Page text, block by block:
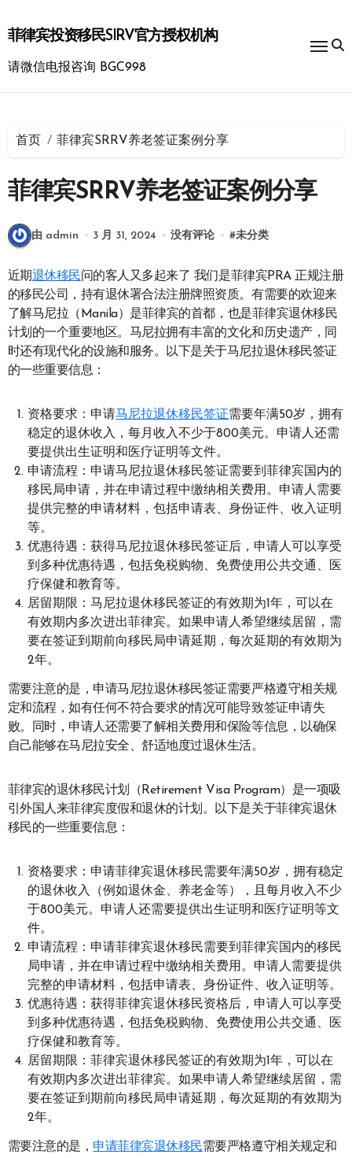
到
内
菲律宾投资移民SIRV官方授权机构
请微信电报咨询 BGC998
首页 菲律宾SRRV养老签证案例分享
菲律宾SRRV养老签证案例分享
由 admin 3 月 31, 2024 没有评论 #未分类
近期退休移民 问的客人又多起来了 我们是菲律宾PRA 正规注册
的移民公司，持有退休署合法注册牌照资质。有需要的欢迎来
了解马尼拉（Manila）是菲律宾的首都，也是菲律宾退休移民
计划的一个重要地区。马尼拉拥有丰富的文化和历史遗产，同
时还有现代化的设施和服务。以下是关于马尼拉退休移民签证
的一些重要信息：
资格要求：申请马尼拉退休移民签证需要年满50岁，拥有
稳定的退休收入，每月收入不少于800美元。申请人还需
要提供出生证明和医疗证明等文件。
申请流程：申请马尼拉退休移民签证需要到菲律宾国内的
移民局申请，并在申请过程中缴纳相关费用。申请人需要
提供完整的申请材料，包括申请表、身份证件、收入证明
等。
优惠待遇：获得马尼拉退休移民签证后，申请人可以享受
到多种优惠待遇，包括免税购物、免费使用公共交通、医
疗保健和教育等。
居留期限：马尼拉退休移民签证的有效期为1年，可以在
有效期内多次进出菲律宾。如果申请人希望继续居留，需
要在签证到期前向移民局申请延期，每次延期的有效期为
2年。
需要注意的是，申请马尼拉退休移民签证需要严格遵守相关规
定和流程，如有任何不符合要求的情况可能导致签证申请失
败。同时，申请人还需要了解相关费用和保险等信息，以确保
自己能够在马尼拉安全、舒适地度过退休生活。
菲律宾的退休移民计划（Retirement Visa Program）是一项吸
引外国人来菲律宾度假和退休的计划。以下是关于菲律宾退休
移民的一些重要信息：
资格要求：申请菲律宾退休移民需要年满50岁，拥有稳定
的退休收入（例如退休金、养老金等），且每月收入不少
于800美元。申请人还需要提供出生证明和医疗证明等文
件。
申请流程：申请菲律宾退休移民需要到菲律宾国内的移民
局申请，并在申请过程中缴纳相关费用。申请人需要提供
完整的申请材料，包括申请表、身份证件、收入证明等。
优惠待遇：获得菲律宾退休移民资格后，申请人可以享受
到多种优惠待遇，包括免税购物、免费使用公共交通、医
疗保健和教育等。
居留期限：菲律宾退休移民签证的有效期为1年，可以在
有效期内多次进出菲律宾。如果申请人希望继续居留，需
要在签证到期前向移民局申请延期，每次延期的有效期为
2年。
需要注意的是， 申请菲律宾退休移民需要严格遵守相关规定和